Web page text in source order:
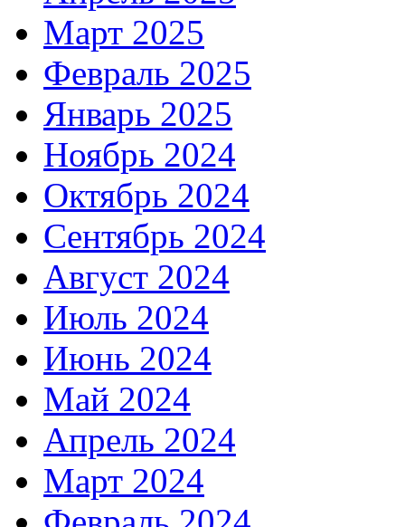
Март 2025
Февраль 2025
Январь 2025
Ноябрь 2024
Октябрь 2024
Сентябрь 2024
Август 2024
Июль 2024
Июнь 2024
Май 2024
Апрель 2024
Март 2024